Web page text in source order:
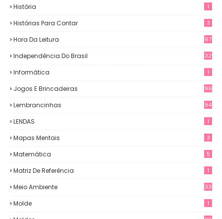
História 1
Histórias Para Contar 3
Hora Da Leitura 67
Independência Do Brasil 32
Informática 1
Jogos E Brincadeiras 96
Lembrancinhas 94
LENDAS 1
Mapas Mentais 3
Matemática 5
Matriz De Referência 1
Meio Ambiente 33
Molde 1